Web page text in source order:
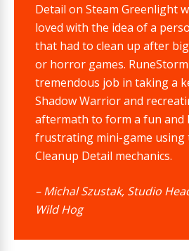
Detail on Steam Greenlight
loved with the idea of a
that had to clean up after
or horror games.
tremendous job in taking a
Shadow Warrior and
aftermath to form a fun and
frustrating mini-game using
Cleanup Detail mechanics.
– Michal Szustak, Studio
Wild Hog